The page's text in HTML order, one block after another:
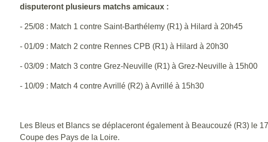
disputeront plusieurs matchs amicaux :
- 25/08 : Match 1 contre Saint-Barthélemy (R1) à Hilard à 20h45
- 01/09 : Match 2 contre Rennes CPB (R1) à Hilard à 20h30
- 03/09 : Match 3 contre Grez-Neuville (R1) à Grez-Neuville à 15h00
- 10/09 : Match 4 contre Avrillé (R2) à Avrillé à 15h30
Les Bleus et Blancs se déplaceront également à Beaucouzé (R3) le
Coupe des Pays de la Loire.